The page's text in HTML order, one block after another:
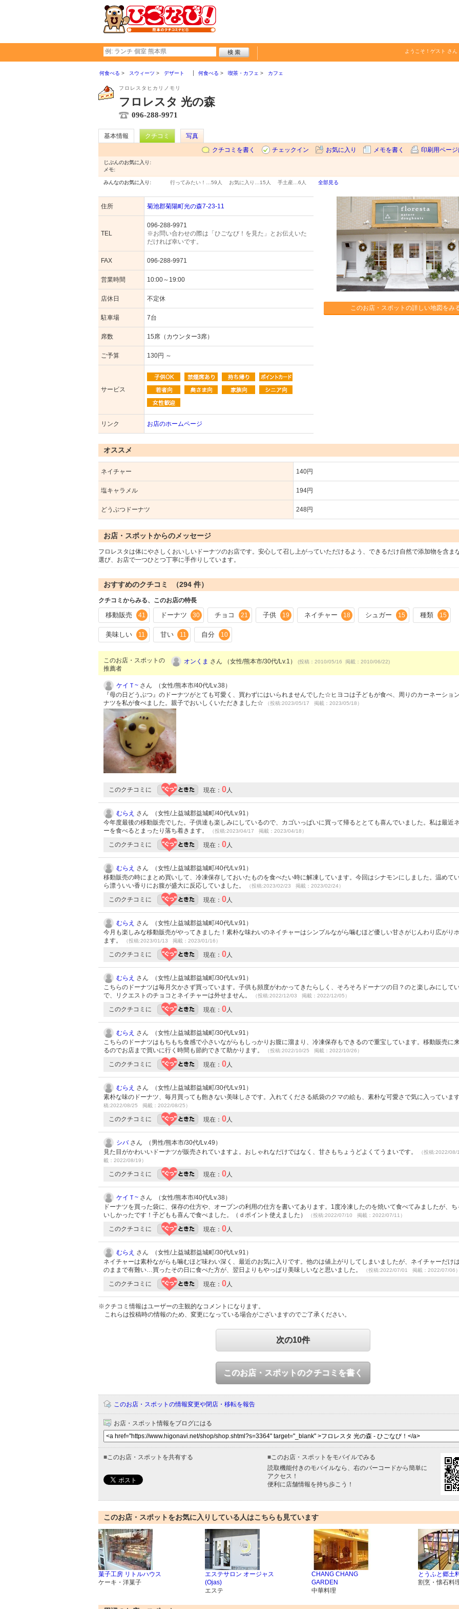
ようこそ！ ゲスト さん
何食べる スウィーツ デザート 何食べる 喫茶・カフェ カフェ
フロレスタヒカリノモリ
フロレスタ 光の森
096-288-9971
基本情報 クチコミ
写真
クチコミを書く
チェックイン お気に入り メモを書く 印刷用ページ
じぶんのお気に入り:
メモ:
みんなのお気に入り: 行ってみたい！… 59人 お気に入り… 15人 手土産… 6人 全部見る
住所 菊池郡菊陽町光の森7-23-11
TEL
096-288-9971
※お問い合わせの際は「ひごなび！を見た」とお伝えいた
だければ幸いです。
FAX 096-288-9971
営業時間 10:00～19:00
店休日 不定休
駐車場 7台
席数 15席（カウンター3席）
ご予算 130円 ～
サービス
リンク お店のホームページ
このお店・スポットの詳しい地図をみ
オススメ
ネイチャー 140円
塩キャラメル 194円
どうぶつドーナツ 248円
お店・スポットからのメッセージ
フロレスタは体にやさしくおいしいドーナツのお店です。安心して召し上がっていただけるよう、できるだけ自然で添加物を含ま
選び、お店で一つひとつ丁寧に手作りしています。
おすすめのクチコミ （294 件）
クチコミからみる、このお店の特長
移動販売 41 ドーナツ 30 チョコ 21 子供 19 ネイチャー 18 シュガー 15 種類 15
美味しい 11 甘い 11 自分 10
このお店・スポットの
推薦者
オンくま さん （女性/熊本市/30代/Lv.1） (投稿：2010/05/16 掲載：2010/06/22)
ケイＴ~ さん （女性/熊本市/40代/Lv.38）
『母の日どうぶつ』のドーナツがとても可愛く、買わずにはいられませんでした☆ヒヨコは子どもが食べ、周りのカーネーショ
ナツを私が食べました。親子でおいしくいただきました☆
（投稿:2023/05/17 掲載：2023/05/18）
このクチコミに 現在： 0人
むらえ さん （女性/上益城郡益城町/40代/Lv.91）
今年度最後の移動販売でした。子供達も楽しみにしているので、カゴいっぱいに買って帰るととても喜んでいました。私は最近
ーを食べるとまったり落ち着きます。
（投稿:2023/04/17 掲載：2023/04/18）
このクチコミに 現在： 0人
むらえ さん （女性/上益城郡益城町/40代/Lv.91）
移動販売の時にまとめ買いして、冷凍保存しておいたものを食べたい時に解凍しています。今回はシナモンにしました。温めて
ら漂ういい香りにお腹が盛大に反応していました。
（投稿:2023/02/23 掲載：2023/02/24）
このクチコミに 現在： 0人
むらえ さん （女性/上益城郡益城町/40代/Lv.91）
今月も楽しみな移動販売がやってきました！素朴な味わいのネイチャーはシンプルながら噛むほど優しい甘さがじんわり広がり
ます。
（投稿:2023/01/13 掲載：2023/01/16）
このクチコミに 現在： 0人
むらえ さん （女性/上益城郡益城町/30代/Lv.91）
こちらのドーナツは毎月欠かさず買っています。子供も頻度がわかってきたらしく、そろそろドーナツの日？のと楽しみにして
で、リクエストのチョコとネイチャーは外せません。
（投稿:2022/12/03 掲載：2022/12/05）
このクチコミに 現在： 0人
むらえ さん （女性/上益城郡益城町/30代/Lv.91）
こちらのドーナツはもちもち食感で小さいながらもしっかりお腹に溜まり、冷凍保存もできるので重宝しています。移動販売に
るのでお店まで買いに行く時間も節約できて助かります。
（投稿:2022/10/25 掲載：2022/10/26）
このクチコミに 現在： 0人
むらえ さん （女性/上益城郡益城町/30代/Lv.91）
素朴な味のドーナツ、毎月買っても飽きない美味しさです。入れてくださる紙袋のクマの絵も、素朴な可愛さで気に入っていま
稿:2022/08/25 掲載：2022/08/25）
このクチコミに 現在： 0人
シバさん （男性/熊本市/30代/Lv.49）
見た目がかわいいドーナツが販売されていますよ。おしゃれなだけではなく、甘さもちょうどよくてうまいです。
（投稿:2022/
載：2022/08/19）
このクチコミに 現在： 0人
ケイＴ~ さん （女性/熊本市/40代/Lv.38）
ドーナツを買った袋に、保存の仕方や、オーブンの利用の仕方を書いてあります。1度冷凍したのを焼いて食べてみましたが、ち
いしかったです！子どもも喜んで食べました。（ｄポイント使えました）
（投稿:2022/07/10 掲載：2022/07/11）
このクチコミに 現在： 0人
むらえ さん （女性/上益城郡益城町/30代/Lv.91）
ネイチャーは素朴ながらも噛むほど味わい深く、最近のお気に入りです。他のは値上がりしてしまいましたが、ネイチャーだけ
のままで有難い…買ったその日に食べた方が、翌日よりもやっぱり美味しいなと思いました。
（投稿:2022/07/01 掲載：2022/07/06）
このクチコミに 現在： 0人
※クチコミ情報はユーザーの主観的なコメントになります。
これらは投稿時の情報のため、変更になっている場合がございますのでご了承ください。
次の10件
このお店・スポットのクチコミを書く
このお店・スポットの情報変更や閉店・移転を報告
お店・スポット情報をブログにはる
■このお店・スポットを共有する ■このお店・スポットをモバイルでみる
読取機能付きのモバイルなら、右のバーコードから簡単に
アクセス！
便利に店舗情報を持ち歩こう！
このお店・スポットをお気に入りしている人はこちらも見ています
菓子工房 リトルハウス
ケーキ・洋菓子
エステサロン オージャス
(Ojas)
エステ
CHANG CHANG
GARDEN
中華料理
とうふと郷土
割烹・懐石料